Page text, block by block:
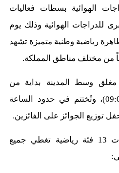
الهوائية بسطات فعاليات
للدراجات الهوائية وذلك يوم
2025، وهي تظاهرة رياضية وطنية متميزة تشهد
مغلق وسط المدينة بداية من
الساعة التاسعة صباحاً (09:00)، وتُختتم في حدود الساعة
وتضم هذه الدورة منافسات 13 فئة رياضية تغطي جميع